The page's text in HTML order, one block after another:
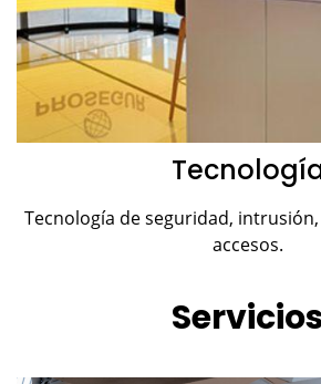
Tecnología de seguridad, intrusión,
accesos.